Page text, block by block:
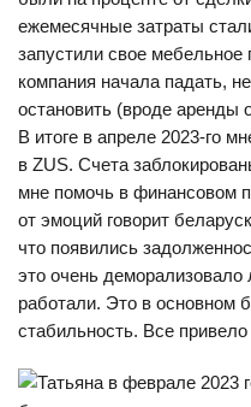
ежемесячные затраты
запустили свое мебельное
компания начала падать,
остановить (вроде аренды
В итоге в апреле 2023-го
в ZUS. Счета
мне помочь в финансовом
от эмоций говорит
что появились
это очень
работали. Это в основном
стабильность. Все привело